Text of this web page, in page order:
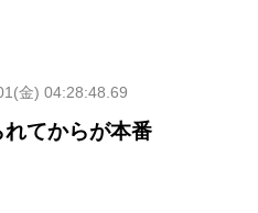
金) 04:28:48.69
てからが本番